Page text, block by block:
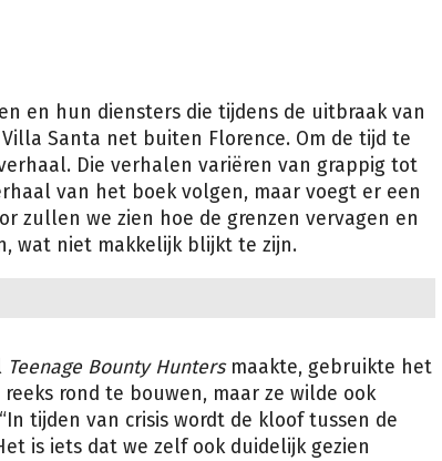
en hun diensters die tijdens de uitbraak van
Santa net buiten Florence. Om de tijd te
Die verhalen variëren van grappig tot
van het boek volgen, maar voegt er een
zullen we zien hoe de grenzen vervagen en
wat niet makkelijk blijkt te zijn.
Teenage Bounty Huntersmaakte, gebruikte het
rond te bouwen, maar ze wilde ook
tijden van crisis wordt de kloof tussen de
is iets dat we zelf ook duidelijk gezien